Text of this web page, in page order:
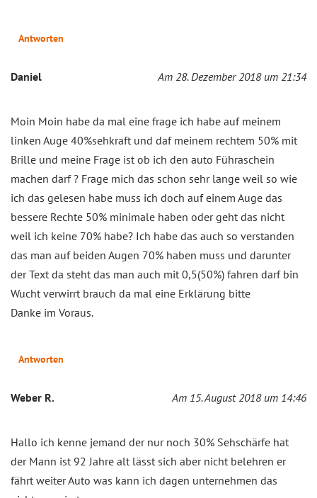
Antworten
Daniel Am 28. Dezember 2018 um 21:34
Moin Moin habe da mal eine frage ich habe auf meinem
linken Auge 40%sehkraft und daf meinem rechtem 50% mit
Brille und meine Frage ist ob ich den auto Führaschein
machen darf ? Frage mich das schon sehr lange weil so wie
ich das gelesen habe muss ich doch auf einem Auge das
bessere Rechte 50% minimale haben oder geht das nicht
weil ich keine 70% habe? Ich habe das auch so verstanden
das man auf beiden Augen 70% haben muss und darunter
der Text da steht das man auch mit 0,5(50%) fahren darf bin
Wucht verwirrt brauch da mal eine Erklärung bitte
Danke im Voraus.
Antworten
Weber R. Am 15. August 2018 um 14:46
Hallo ich kenne jemand der nur noch 30% Sehschärfe hat
der Mann ist 92 Jahre alt lässt sich aber nicht belehren er
fährt weiter Auto was kann ich dagen unternehmen das